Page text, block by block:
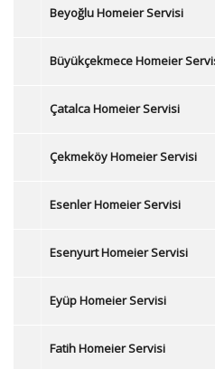
Beyoğlu Homeier Servisi
Büyükçekmece Homeier
Çatalca Homeier Servisi
Çekmeköy Homeier Servisi
Esenler Homeier Servisi
Esenyurt Homeier Servisi
Eyüp Homeier Servisi
Fatih Homeier Servisi